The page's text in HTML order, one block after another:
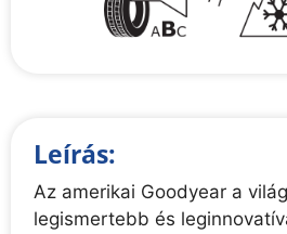
Leírás:
Az amerikai Goodyear a
legismertebb és